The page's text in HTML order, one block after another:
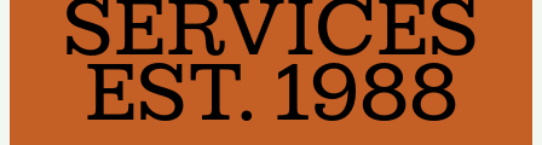
SERVICES
EST. 1988